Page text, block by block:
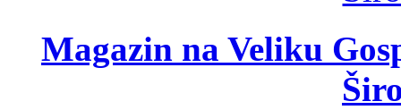
Magazin na Veliku